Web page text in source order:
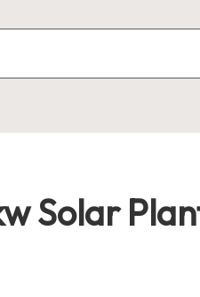
kw Solar